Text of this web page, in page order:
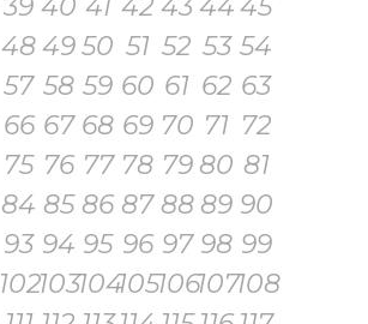
4849 50 51 52 53 54
57 58 59 60 61 62 63
66 67 68 69 70 71 72
75 76 77 78 79 80 81
84 85 86 87 88 89 90
93 94 95 96 97 98 99
102103104105106107108